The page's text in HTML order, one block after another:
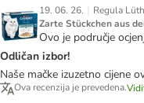
19. 06. 26. | Regula
Zarte Stückchen aus
Ovo je područje
Odličan izbor!
Naše mačke izuzetno cijene
Ova recenzija je prevedena.